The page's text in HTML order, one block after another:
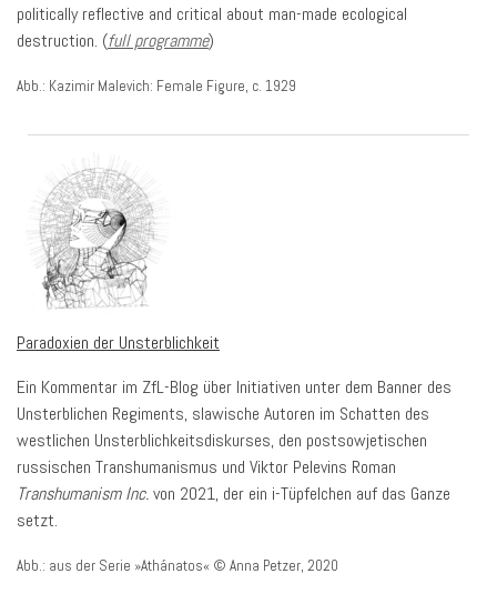
politically reflective and critical about man-made ecological
destruction. (full programme)
Abb.: Kazimir Malevich: Female Figure, c. 1929
Paradoxien der Unsterblichkeit
Ein Kommentar im ZfL-Blog über Initiativen unter dem Banner des
Unsterblichen Regiments, slawische Autoren im Schatten des
westlichen Unsterblichkeitsdiskurses, den postsowjetischen
russischen Transhumanismus und Viktor Pelevins Roman
Transhumanism Inc.von 2021, der ein i-Tüpfelchen auf das Ganze
setzt.
Abb.: aus der Serie »Athánatos« © Anna Petzer, 2020